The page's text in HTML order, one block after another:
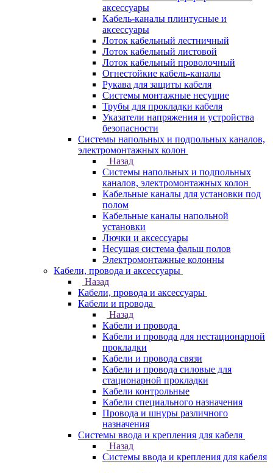
аксессуары
Кабель-каналы плинтусные и
аксессуары
Лоток кабельный лестничный
Лоток кабельный листовой
Лоток кабельный проволочный
Огнестойкие кабель-каналы
Рукава для защиты кабеля
Системы монтажные несущие
Трубы для прокладки кабеля
Указатели напряжения и устройства
безопасности
Системы напольных и подпольных каналов,
электромонтажных колон
Назад
Системы напольных и подпольных
каналов, электромонтажных колон
Кабельные каналы для установки под
полом
Кабельные каналы напольной
установки
Лючки и аксессуары
Несущая система фальш полов
Электромонтажные колонны
Кабели, провода и аксессуары
Назад
Кабели, провода и аксессуары
Кабели и провода
Назад
Кабели и провода
Кабели и провода для нестационарной
прокладки
Кабели и провода связи
Кабели и провода силовые для
стационарной прокладки
Кабели контрольные
Кабели специального назначения
Провода и шнуры различного
назначения
Системы ввода и крепления для кабеля
Назад
Системы ввода и крепления для кабеля